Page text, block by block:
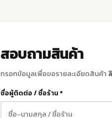
สอบถามสินค้า
กรอกข้อมูลเพื่อขอรายละเอียดสินค้า
ชื่อผู้ติดต่อ / ชื่อร้าน *